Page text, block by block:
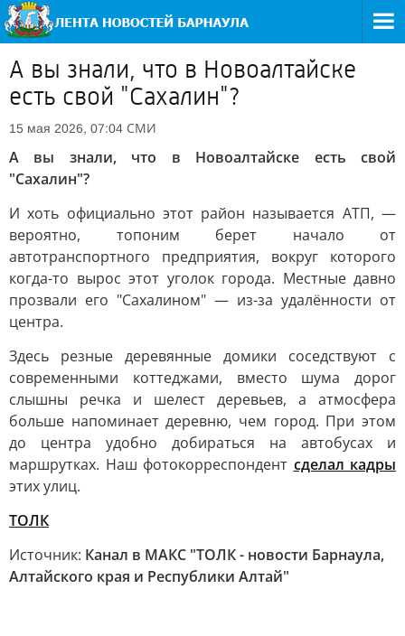
А вы знали, что в Новоалтайске
есть свой "Сахалин"?
15 мая 2026, 07:04 СМИ
А вы знали, что в Новоалтайске есть свой
"Сахалин"?
И хоть официально этот район называется АТП, —
вероятно, топоним берет начало от
автотранспортного предприятия, вокруг которого
когда-то вырос этот уголок города. Местные давно
прозвали его "Сахалином" — из-за удалённости от
центра.
Здесь резные деревянные домики соседствуют с
современными коттеджами, вместо шума дорог
слышны речка и шелест деревьев, а атмосфера
больше напоминает деревню, чем город. При этом
до центра удобно добираться на автобусах и
маршрутках. Наш фотокорреспондент сделал кадры
этих улиц.
ТОЛК
Источник: Канал в МАКС "ТОЛК - новости Барнаула,
Алтайского края и Республики Алтай"